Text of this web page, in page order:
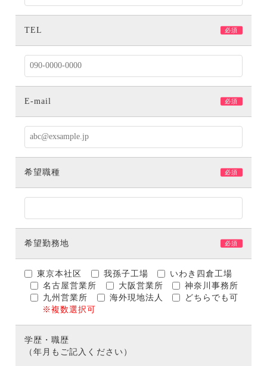
TEL 必須
E-mail 必須
希望職種 必須
希望勤務地 必須
東京本社区 我孫子工場
いわき四倉工場
名古屋営業所
大阪営業所
神奈川事務所
九州営業所
海外現地法人
どちらでも可
※複数選択可
学歴・職歴
（年月もご記入ください）